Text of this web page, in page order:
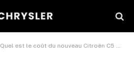
Quel est le coût du nouveau Citroën C5 Aircross : l’hybride rechargeable rivalise-t-elle avec les autres motorisations ?